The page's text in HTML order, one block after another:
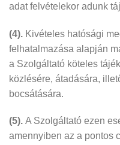
adat felvételekor adunk
(4). Kivételes hatósági
felhatalmazása alapján
a Szolgáltató köteles
közlésére, átadására,
bocsátására.
(5). A Szolgáltató ezen
amennyiben az a pontos